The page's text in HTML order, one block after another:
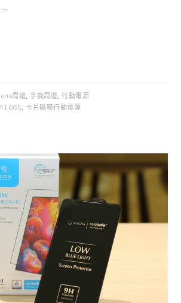
周邊,手機周邊,行動電源
,卡片磁吸行動電源